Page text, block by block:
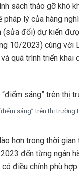
sách tháo gỡ khó
pháp lý của hàng
đổi) dự kiến
10/2023) cùng với
quá trình triển
sáng” trên thị trường
hơn trong thời
đến từng ngân
điều chỉnh phù